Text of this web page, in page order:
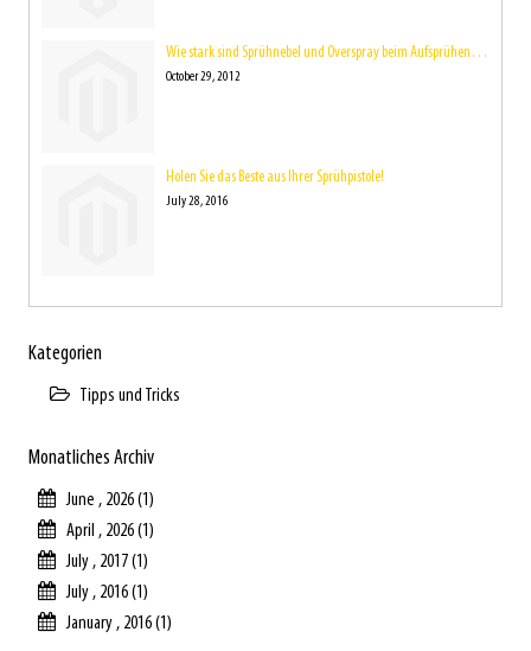
Wie stark sind Sprühnebel und Overspray beim Aufsprühen der Farbe eigentlich?
October 29, 2012
Holen Sie das Beste aus Ihrer Sprühpistole!
July 28, 2016
Kategorien
Tipps und Tricks
Monatliches Archiv
June , 2026 (1)
April , 2026 (1)
July , 2017 (1)
July , 2016 (1)
January , 2016 (1)